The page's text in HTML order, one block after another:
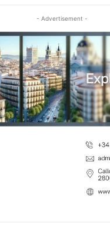
- Advertisement -